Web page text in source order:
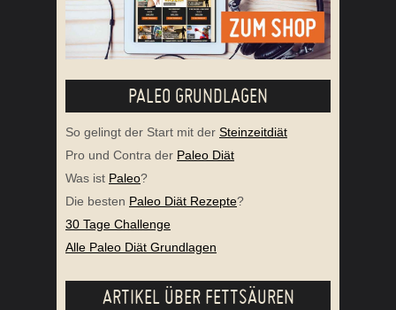
PALEO GRUNDLAGEN
So gelingt der Start mit der Steinzeitdiät
Pro und Contra der Paleo Diät
Was ist Paleo?
Die besten Paleo Diät Rezepte?
30 Tage Challenge
Alle Paleo Diät Grundlagen
ARTIKEL ÜBER FETTSÄUREN